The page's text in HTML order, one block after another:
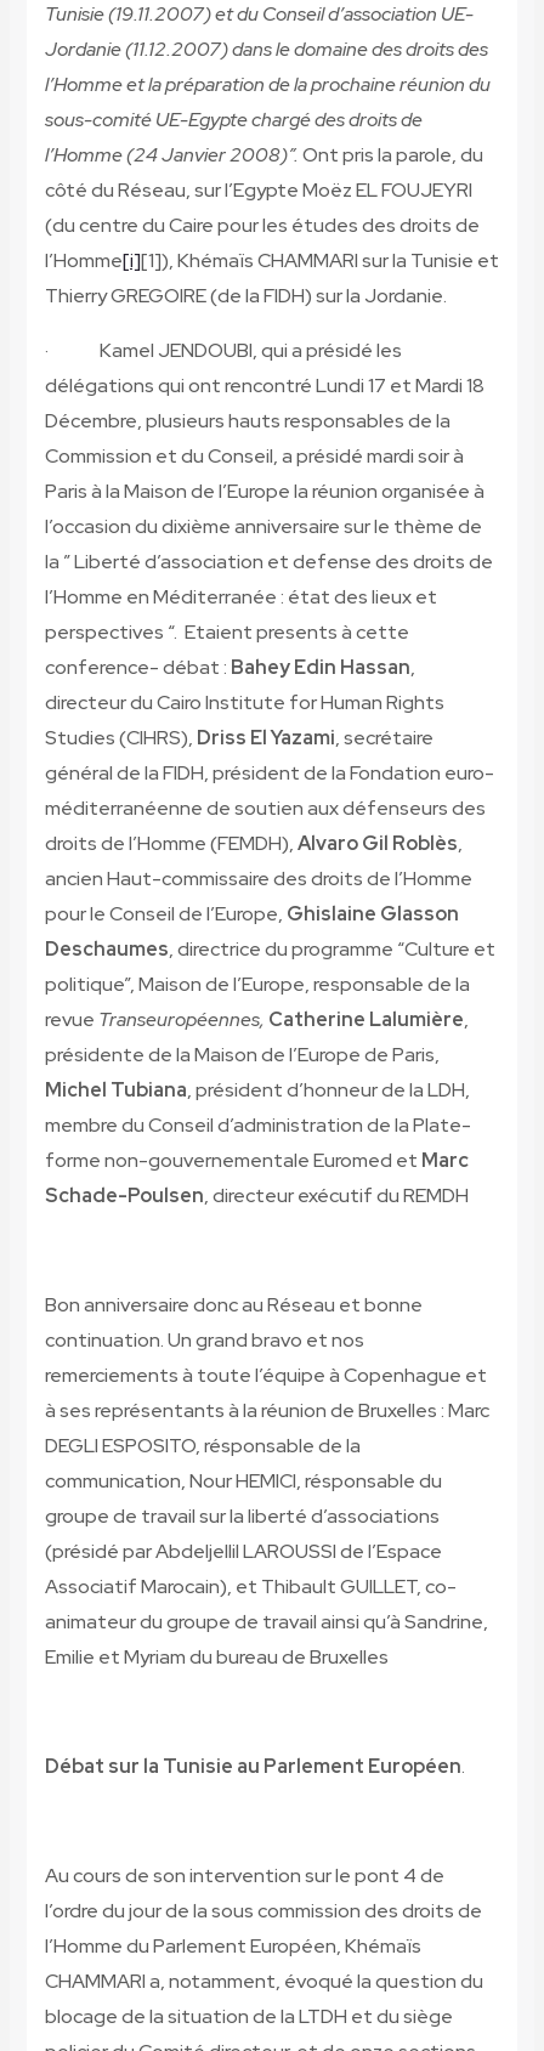
Tunisie (19.11.2007) et du Conseil d’association UE-
Jordanie (11.12.2007) dans le domaine des droits des
l’Homme et la préparation de la prochaine réunion du
sous-comité UE-Egypte chargé des droits de
l’Homme (24 Janvier 2008)”. Ont pris la parole, du
côté du Réseau, sur l’Egypte Moëz EL FOUJEYRI
(du centre du Caire pour les études des droits de
l’Homme[i][1]), Khémaïs CHAMMARI sur la Tunisie et
Thierry GREGOIRE (de la FIDH) sur la Jordanie.
· Kamel JENDOUBI, qui a présidé les
délégations qui ont rencontré Lundi 17 et Mardi 18
Décembre, plusieurs hauts responsables de la
Commission et du Conseil, a présidé mardi soir à
Paris à la Maison de l’Europe la réunion organisée à
l’occasion du dixième anniversaire sur le thème de
la ” Liberté d’association et defense des droits de
l’Homme en Méditerranée : état des lieux et
perspectives “. Etaient presents à cette
conference- débat : Bahey Edin Hassan,
directeur du Cairo Institute for Human Rights
Studies (CIHRS), Driss El Yazami, secrétaire
général de la FIDH, président de la Fondation euro-
méditerranéenne de soutien aux défenseurs des
droits de l’Homme (FEMDH),AlvaroGil Roblès,
ancien Haut-commissaire des droits de l’Homme
pour le Conseil de l’Europe, Ghislaine Glasson
Deschaumes, directrice du programme “Culture et
politique”, Maison de l’Europe, responsable de la
revue Transeuropéennes, Catherine Lalumière,
présidente de la Maison de l’Europe de Paris,
Michel Tubiana, président d’honneur de la LDH,
membre du Conseil d’administration de la Plate-
forme non-gouvernementale Euromed et Marc
Schade-Poulsen, directeur exécutif du REMDH
Bon anniversaire donc au Réseau et bonne
continuation. Un grand bravo et nos
remerciements à toute l’équipe à Copenhague et
à ses représentants à la réunion de Bruxelles : Marc
DEGLI ESPOSITO, résponsable de la
communication, Nour HEMICI, résponsable du
groupe de travail sur la liberté d’associations
(présidé par Abdeljellil LAROUSSI de l’Espace
Associatif Marocain), et Thibault GUILLET, co-
animateur du groupe de travail ainsi qu’à Sandrine,
Emilie et Myriam du bureau de Bruxelles
Débat sur la Tunisie au Parlement Européen.
Au cours de son intervention sur le pont 4 de
l’ordre du jour de la sous commission des droits de
l’Homme du Parlement Européen, Khémaïs
CHAMMARI a, notamment, évoqué la question du
blocage de la situation de la LTDH et du siège